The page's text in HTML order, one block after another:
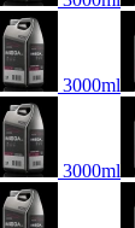
3000ml
3000ml